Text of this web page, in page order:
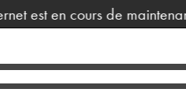
est en cours de